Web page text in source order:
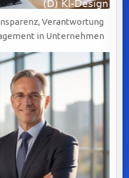
Verantwortung
in Unternehmen